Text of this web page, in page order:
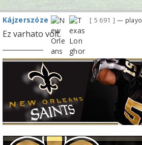
Kájzerszóze 5 691 —
Ez varhato volt.